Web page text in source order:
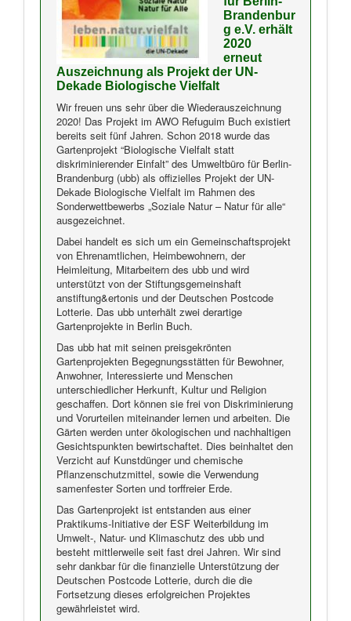
Brandenbur
g e.V. erhält
2020
erneut
Auszeichnung als Projekt der UN-
Dekade Biologische Vielfalt
Wir freuen uns sehr über die Wiederauszeichnung
2020! Das Projekt im AWO Refuguim Buch existiert
bereits seit fünf Jahren. Schon 2018 wurde das
Gartenprojekt “Biologische Vielfalt statt
diskriminierender Einfalt” des Umweltbüro für Berlin-
Brandenburg (ubb) als offizielles Projekt der UN-
Dekade Biologische Vielfalt im Rahmen des
Sonderwettbewerbs „Soziale Natur – Natur für alle“
ausgezeichnet.
Dabei handelt es sich um ein Gemeinschaftsprojekt
von Ehrenamtlichen, Heimbewohnern, der
Heimleitung, Mitarbeitern des ubb und wird
unterstützt von der Stiftungsgemeinshaft
anstiftung&ertonis und der Deutschen Postcode
Lotterie. Das ubb unterhält zwei derartige
Gartenprojekte in Berlin Buch.
Das ubb hat mit seinen preisgekrönten
Gartenprojekten Begegnungsstätten für Bewohner,
Anwohner, Interessierte und Menschen
unterschiedlicher Herkunft, Kultur und Religion
geschaffen. Dort können sie frei von Diskriminierung
und Vorurteilen miteinander lernen und arbeiten. Die
Gärten werden unter ökologischen und nachhaltigen
Gesichtspunkten bewirtschaftet. Dies beinhaltet den
Verzicht auf Kunstdünger und chemische
Pflanzenschutzmittel, sowie die Verwendung
samenfester Sorten und torffreier Erde.
Das Gartenprojekt ist entstanden aus einer
Praktikums-Initiative der ESF Weiterbildung im
Umwelt-, Natur- und Klimaschutz des ubb und
besteht mittlerweile seit fast drei Jahren. Wir sind
sehr dankbar für die finanzielle Unterstützung der
Deutschen Postcode Lotterie, durch die die
Fortsetzung dieses erfolgreichen Projektes
gewährleistet wird.